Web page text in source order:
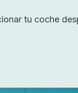
tu coche